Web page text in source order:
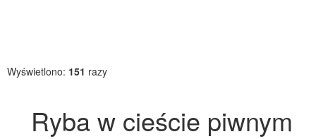
Wyświetlono: 151 razy
Ryba w cieście piwnym